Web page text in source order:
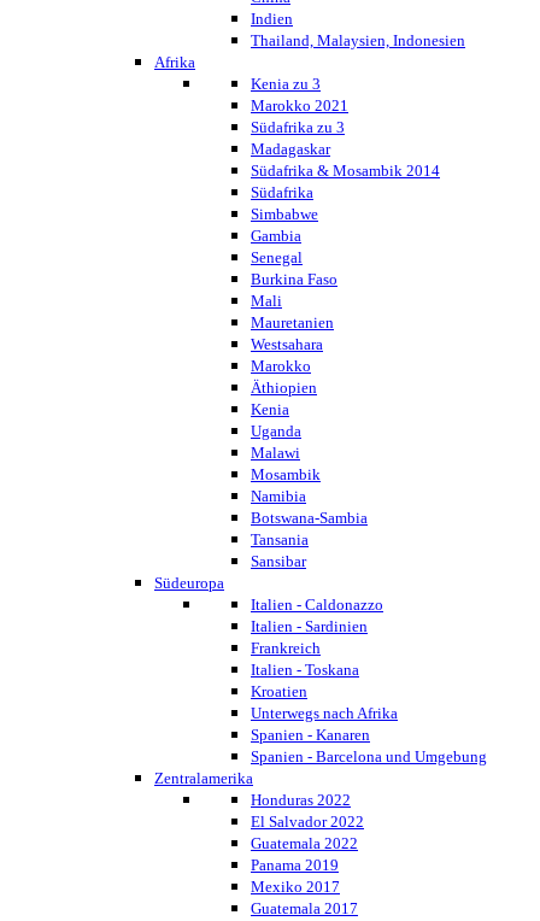
Indien
Thailand, Malaysien, Indonesien
Afrika
Kenia zu 3
Marokko 2021
Südafrika zu 3
Madagaskar
Südafrika & Mosambik 2014
Südafrika
Simbabwe
Gambia
Senegal
Burkina Faso
Mali
Mauretanien
Westsahara
Marokko
Äthiopien
Kenia
Uganda
Malawi
Mosambik
Namibia
Botswana-Sambia
Tansania
Sansibar
Südeuropa
Italien - Caldonazzo
Italien - Sardinien
Frankreich
Italien - Toskana
Kroatien
Unterwegs nach Afrika
Spanien - Kanaren
Spanien - Barcelona und Umgebung
Zentralamerika
Honduras 2022
El Salvador 2022
Guatemala 2022
Panama 2019
Mexiko 2017
Guatemala 2017